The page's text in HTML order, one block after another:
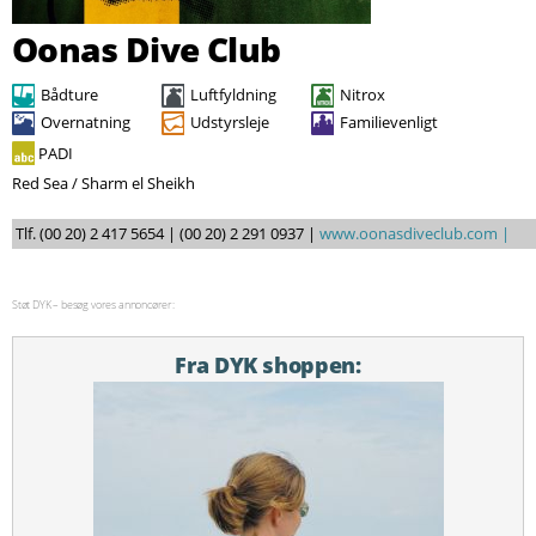
Oonas Dive Club
Bådture Luftfyldning
Nitrox
Overnatning
Udstyrsleje
Familievenligt
PADI
Red Sea / Sharm el Sheikh
Tlf. (00 20) 2 417 5654 | (00 20) 2 291 0937 | www.oonasdiveclub.com |
Støt DYK – besøg vores annoncører:
Fra DYK shoppen: